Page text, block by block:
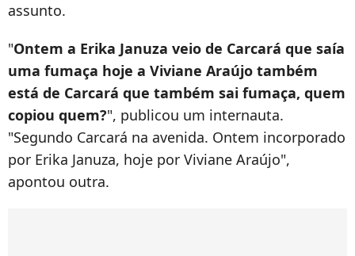
assunto.
"Ontem a Erika Januza veio de Carcará que saía
uma fumaça hoje a Viviane Araújo também
está de Carcará que também sai fumaça, quem
copiou quem?", publicou um internauta.
"Segundo Carcará na avenida. Ontem incorporado
por Erika Januza, hoje por Viviane Araújo",
apontou outra.